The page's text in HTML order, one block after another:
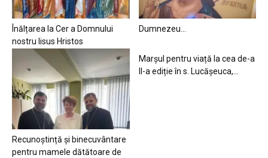
Înălțarea la Cer a Domnului
nostru Iisus Hristos
Dumnezeu…
Recunoștință și binecuvântare
pentru mamele dătătoare de
Marșul pentru viață la cea de-a
II-a ediție în s. Lucășeuca,...